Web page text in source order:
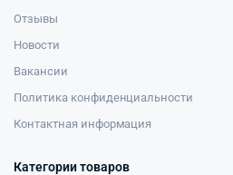
Отзывы
Новости
Вакансии
Политика конфиденциальности
Контактная информация
Категории товаров